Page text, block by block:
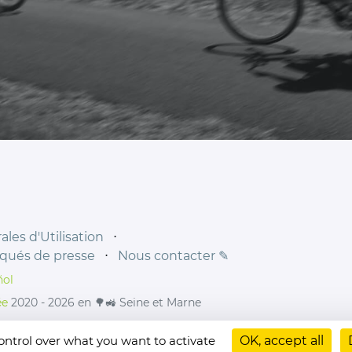
d'Utilisation
⋅
de presse ⋅ Nous contacter ✎
2020 - 2026 en 🌳🚜 Seine et Marne
over what you want to activate OK, accept all